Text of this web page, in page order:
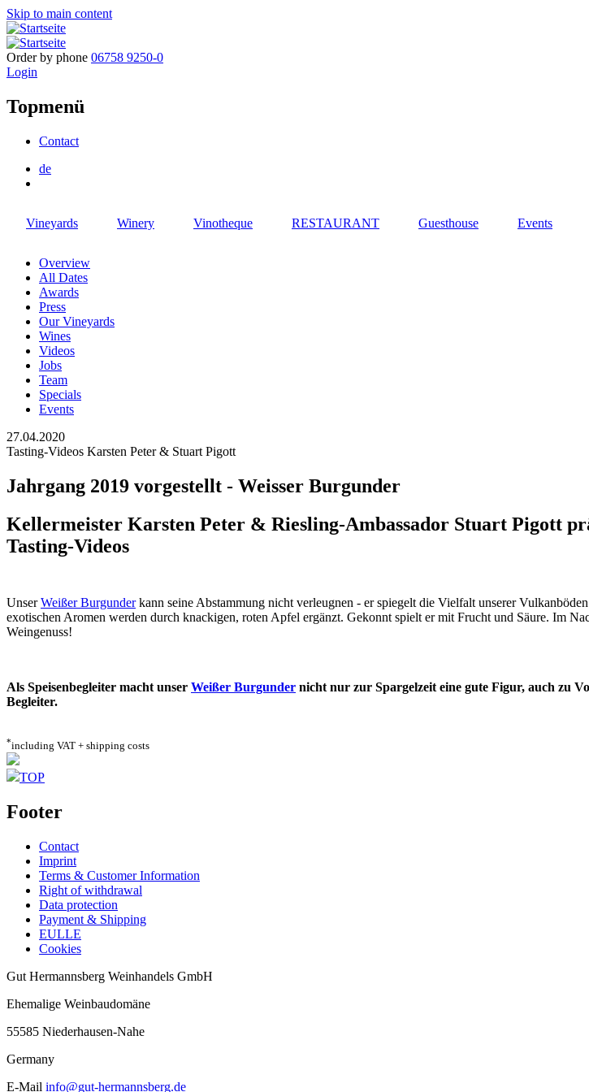
Skip to main content
Order by phone 06758 9250-0
Login
Topmenü
Contact
de
Vineyards Winery Vinotheque RESTAURANT Guesthouse Events
Overview
All Dates
Awards
Press
Our Vineyards
Wines
Videos
Jobs
Team
Specials
Events
27.04.2020
Tasting-Videos Karsten Peter & Stuart Pigott
Jahrgang 2019 vorgestellt - Weisser Burgunder
Kellermeister Karsten Peter & Riesling-Ambassador Stuart Pigott
Tasting-Videos
UnserWeißer Burgunderkann seine Abstammung nicht verleugnen - er spiegelt die Vielfalt unserer
exotischen Aromen werden durch knackigen, roten Apfel ergänzt. Gekonnt spielt er mit Frucht und Säure. Im
Weingenuss!
Als Speisenbegleiter macht unser Weißer Burgunder nicht nur zur Spargelzeit eine gute Figur, auch zu
Begleiter.
*including VAT + shipping costs
TOP
Footer
Contact
Imprint
Terms & Customer Information
Right of withdrawal
Data protection
Payment & Shipping
EULLE
Cookies
Gut Hermannsberg Weinhandels GmbH
Ehemalige Weinbaudomäne
55585 Niederhausen-Nahe
Germany
E-Mail info@gut-hermannsberg.de